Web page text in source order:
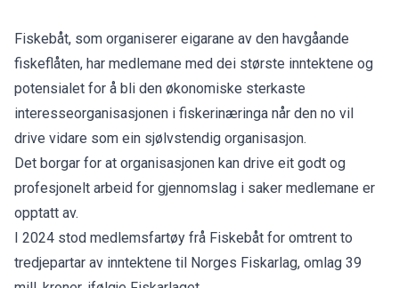
Fiskebåt, som organiserer eigarane av den havgåande
fiskeflåten, har medlemane med dei største inntektene og
potensialet for å bli den økonomiske sterkaste
interesseorganisasjonen i fiskerinæringa når den no vil
drive vidare som ein sjølvstendig organisasjon.
Det borgar for at organisasjonen kan drive eit godt og
profesjonelt arbeid for gjennomslag i saker medlemane er
opptatt av.
I 2024 stod medlemsfartøy frå Fiskebåt for omtrent to
tredjepartar av inntektene til Norges Fiskarlag, omlag 39